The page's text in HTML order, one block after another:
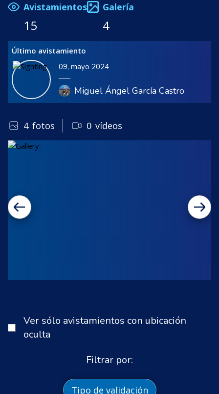
Avistamientos
15
Galería
4
Último avistamiento
09, mayo 2024
Miguel Ángel García Castro
4 fotos 0 vídeos
Ver sólo avistamientos con ubicación
oculta
Filtrar por:
Tipo de validación